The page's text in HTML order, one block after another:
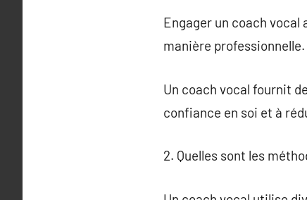
Engager un coach vocal
manière professionnelle.
Un coach vocal fournit
confiance en soi et à
2. Quelles sont les